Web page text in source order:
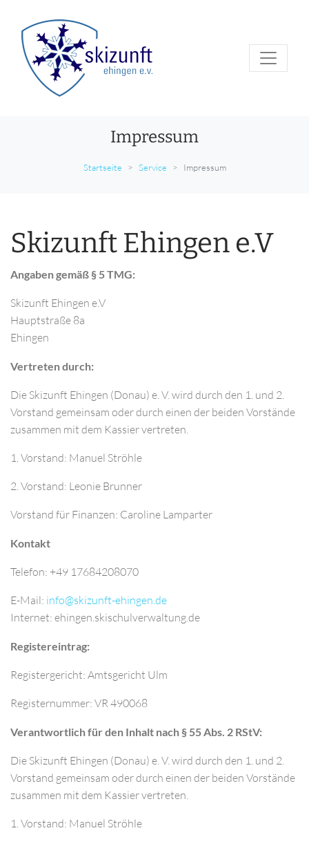
Impressum
Startseite Service Impressum
Skizunft Ehingen e.V
Angaben gemäß § 5 TMG:
Skizunft Ehingen e.V
Hauptstraße 8a
Ehingen
Vertreten durch:
Die Skizunft Ehingen (Donau) e. V. wird durch den 1. und 2.
Vorstand gemeinsam oder durch einen der beiden Vorstände
zusammen mit dem Kassier vertreten.
1. Vorstand: Manuel Ströhle
2. Vorstand: Leonie Brunner
Vorstand für Finanzen: Caroline Lamparter
Kontakt
Telefon: +49 17684208070
E-Mail:
Internet: ehingen.skischulverwaltung.de
Registereintrag:
Registergericht: Amtsgericht Ulm
Registernummer: VR 490068
Verantwortlich für den Inhalt nach § 55 Abs. 2 RStV:
Die Skizunft Ehingen (Donau) e. V. wird durch den 1. und 2.
Vorstand gemeinsam oder durch einen der beiden Vorstände
zusammen mit dem Kassier vertreten.
1. Vorstand: Manuel Ströhle